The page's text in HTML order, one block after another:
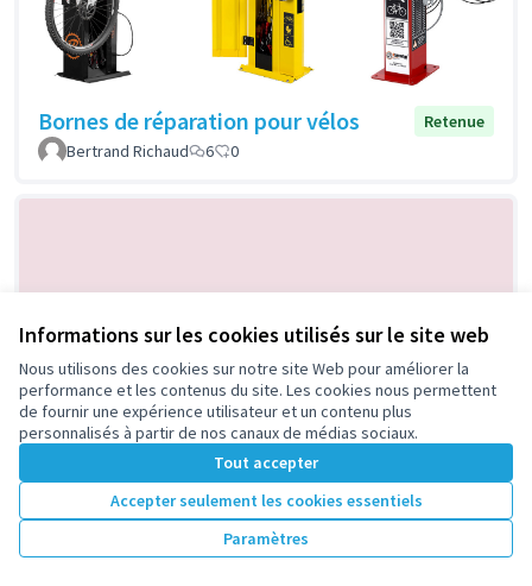
Informations sur les cookies utilisés sur le site web
Nous utilisons des cookies sur notre site Web pour améliorer la
performance et les contenus du site. Les cookies nous permettent
de fournir une expérience utilisateur et un contenu plus
personnalisés à partir de nos canaux de médias sociaux.
Tout accepter
Accepter seulement les cookies essentiels
Paramètres
Bornes de réparation pour vélos
Retenue
Bertrand Richaud
6 0
Ateliers de brassage dans la grange à
grains de la rue Silvy
6 0